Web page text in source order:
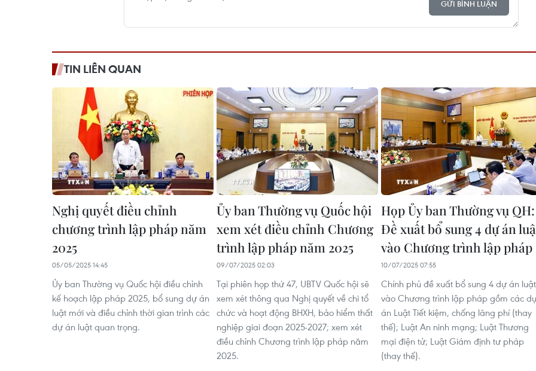
GỬI BÌNH LUẬN
TIN LIÊN QUAN
Nghị quyết điều chỉnh
chương trình lập pháp năm
2025
05/05/2025 14:45
Ủy ban Thường vụ Quốc hội điều chỉnh
kế hoạch lập pháp 2025, bổ sung dự án
luật mới và điều chỉnh thời gian trình các
dự án luật quan trọng.
Ủy ban Thường vụ Quốc hội
xem xét điều chỉnh Chương
trình lập pháp năm 2025
09/07/2025 02:03
Tại phiên họp thứ 47, UBTV Quốc hội sẽ
xem xét thông qua Nghị quyết về chi tổ
chức và hoạt động BHXH, bảo hiểm thất
nghiệp giai đoạn 2025-2027; xem xét
điều chỉnh Chương trình lập pháp năm
2025.
Họp Ủy ban Thường vụ QH:
Đề xuất bổ sung 4 dự án
vào Chương trình lập pháp
10/07/2025 07:55
Chính phủ đề xuất bổ sung 4 dự án luật
vào Chương trình lập pháp gồm các
án Luật Tiết kiệm, chống lãng phí (thay
thế); Luật An ninh mạng; Luật Thương
mại điện tử; Luật Giám định tư pháp
(thay thế).